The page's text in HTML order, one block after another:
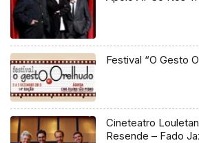
Festival “O Gesto
Cineteatro
Resende – Fado